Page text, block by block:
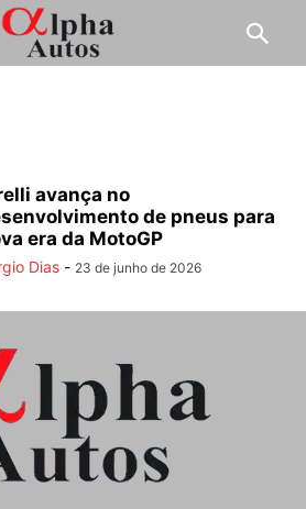
avança no
de pneus para
era da MotoGP
Dias - 23 de junho de 2026